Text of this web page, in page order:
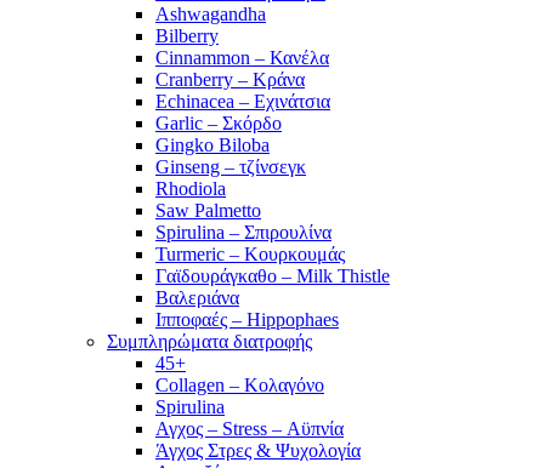
Ashwagandha
Bilberry
Cinnammon – Κανέλα
Cranberry – Κράνα
Echinacea – Εχινάτσια
Garlic – Σκόρδο
Gingko Biloba
Ginseng – τζίνσεγκ
Rhodiola
Saw Palmetto
Spirulina – Σπιρουλίνα
Turmeric – Κουρκουμάς
Γαϊδουράγκαθο – Milk Thistle
Βαλεριάνα
Ιπποφαές – Hippophaes
Συμπληρώματα διατροφής
45+
Collagen – Κολαγόνο
Spirulina
Αγχος – Stress – Αϋπνία
Άγχος Στρες & Ψυχολογία